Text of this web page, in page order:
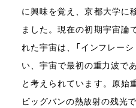
に興味を覚え、京都大学に
ました。現在の初期宇宙論
れた宇宙は、「インフレー
い、宇宙で最初の重力波で
と考えられています。原始
ビッグバンの熱放射の残光で